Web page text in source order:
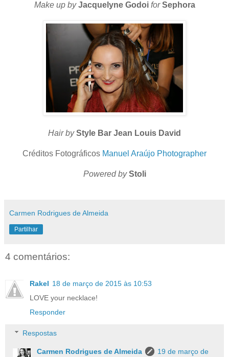
Make up by Jacquelyne Godoi for Sephora
Hair by Style Bar Jean Louis David
Créditos Fotográficos Manuel Araújo Photographer
Powered by Stoli
Carmen Rodrigues de Almeida
Partilhar
4 comentários:
Rakel 18 de março de 2015 às 10:53
LOVE your necklace!
Responder
Respostas
Carmen Rodrigues de Almeida
19 de março de